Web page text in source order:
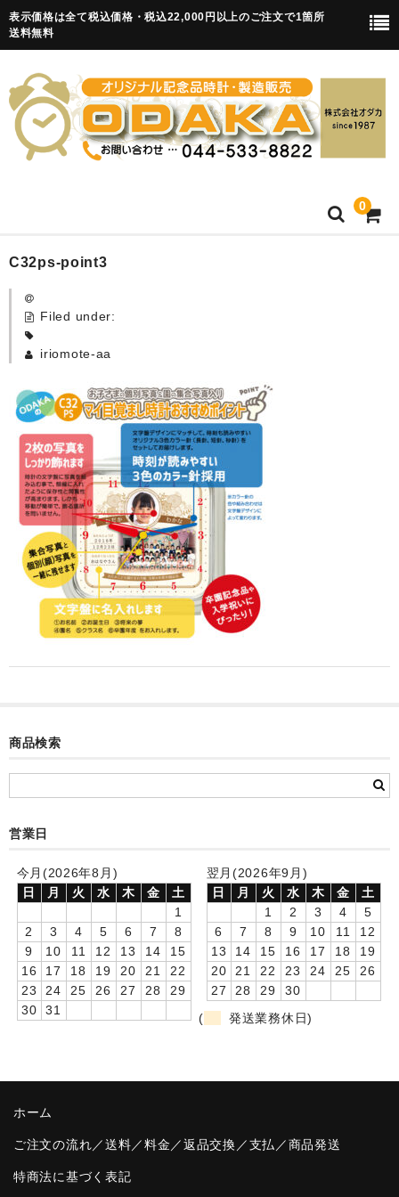
表示価格は全て税込価格・税込22,000円以上のご注文で1箇所
送料無料
0
HOME
卒園記念品
カード付フォトフレームクロック(集合)
目覚まし時計(集合＋個別)
メロディ時計(集合)
音声時計(集合)
目覚まし時計(個別)
お絵かきギャラリープラス(絵＋個別)
メロディ時計(個別)
お絵かきギャラリー
卒園DVDアルバム
卒業記念品
音声入りフォトフレームクロック(集合)
音声入りフォトフレームクロック(校歌)
スポーツウォッチ
C32ps-point3
Filed under:
iriomote-aa
商品検索
営業日
今月(2026年8月)
日
月 火 水 木 金
土
1
2
3 4 5 6 7
8
9
10 11 12 13 14
15
16
17 18 19 20 21
22
23
24 25 26 27 28
29
30
31
翌月(2026年9月)
日
月 火 水 木 金
土
1
2 3 4
5
6
7 8 9 10 11
12
13
14 15 16 17 18
19
20
21 22 23 24 25
26
27
28 29
30
(
発送業務休日)
ホーム
ご注文の流れ／送料／料金／返品交換／支払／商品発送
特商法に基づく表記